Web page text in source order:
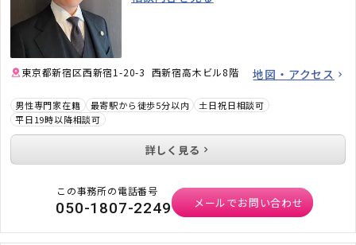
東京都新宿区西新宿1-20-3 西新宿高木ビル8階 地図・アクセス
男性専門家在籍 最寄駅から徒歩5分以内
土日祝日相談可
平日19時以降相談可
詳しく見る
この事務所の電話番号
050-1807-2249 メールでお問い合わせ